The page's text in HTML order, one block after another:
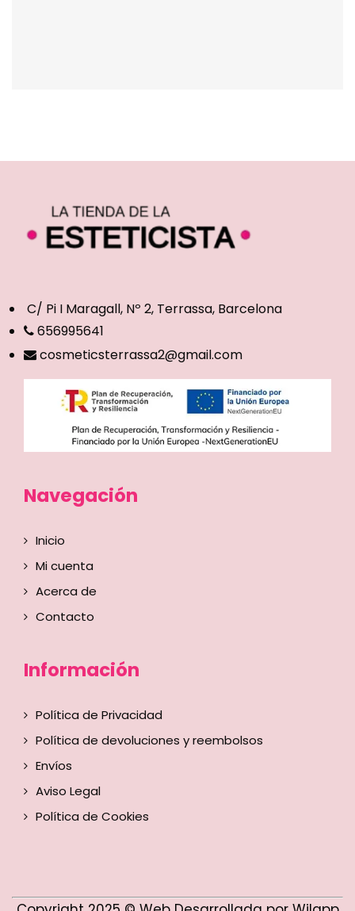
C/ Pi I Maragall, Nº 2, Terrassa, Barcelona
656995641
cosmeticsterrassa2@gmail.com
Navegación
Inicio
Mi cuenta
Acerca de
Contacto
Información
Política de Privacidad
Política de devoluciones y reembolsos
Envíos
Aviso Legal
Política de Cookies